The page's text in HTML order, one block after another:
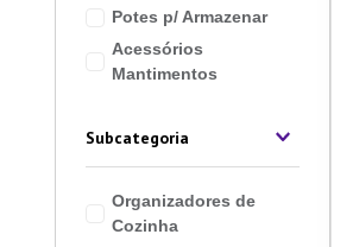
Potes p/ Armazenar
Acessórios
Mantimentos
Subcategoria
Organizadores de
Cozinha